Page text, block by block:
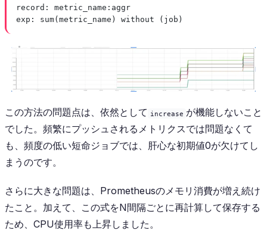
record : metric_name:aggr
exp : sum(metric_name) without (job)
この方法の問題点は、依然として increase が機能しないこと
でした。頻繁にプッシュされるメトリクスでは問題なくて
も、頻度の低い短命ジョブでは、肝心な初期値0が欠けてし
まうのです。
さらに大きな問題は、Prometheusのメモリ消費が増え続け
たこと。加えて、この式をN間隔ごとに再計算して保存する
ため、CPU使用率も上昇しました。